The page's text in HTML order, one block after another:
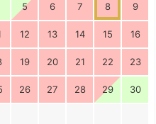
5 6 7 8 9
12 13 14 15 16
19 20 21 22 23
26 27 28 29 30